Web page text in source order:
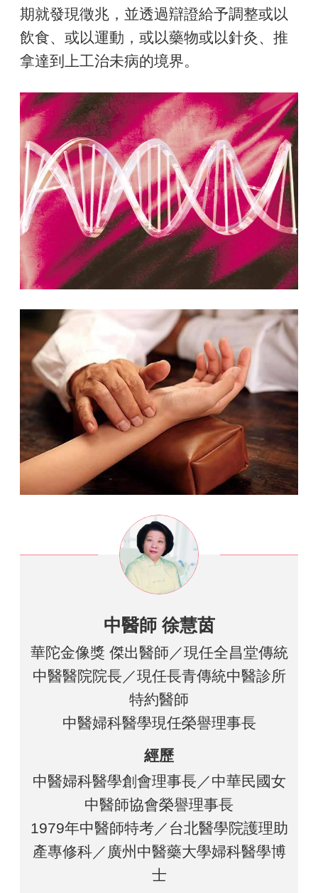
期就發現徵兆，並透過辯證給予調整或以
飲食、或以運動，或以藥物或以針灸、推
拿達到上工治未病的境界。
中醫師 徐慧茵
華陀金像獎 傑出醫師／現任全昌堂傳統
中醫醫院院長／現任長青傳統中醫診所
特約醫師
中醫婦科醫學現任榮譽理事長
經歷
中醫婦科醫學創會理事長／中華民國女
中醫師協會榮譽理事長
1979年中醫師特考／台北醫學院護理助
產專修科／廣州中醫藥大學婦科醫學博
士